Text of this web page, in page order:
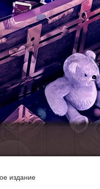
издание